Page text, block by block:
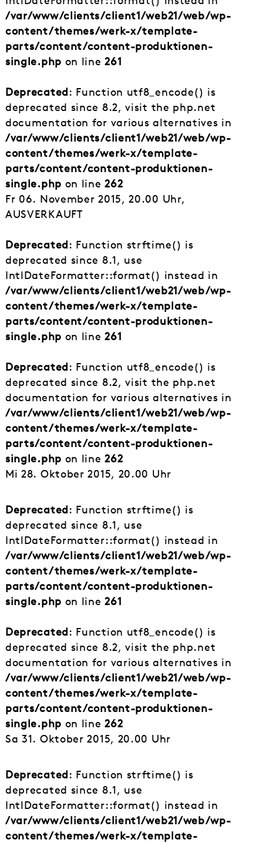
/var/www/clients/client1/web21/web/wp-
content/themes/werk-x/template-
parts/content/content-produktionen-
single.php on line261
Deprecated: Function utf8_encode() is
deprecated since 8.2, visit the php.net
documentation for various alternatives in
/var/www/clients/client1/web21/web/wp-
content/themes/werk-x/template-
parts/content/content-produktionen-
single.php on line262
Fr 06. November 2015, 20.00 Uhr,
AUSVERKAUFT
Deprecated: Function strftime() is
deprecated since 8.1, use
IntlDateFormatter::format() instead in
/var/www/clients/client1/web21/web/wp-
content/themes/werk-x/template-
parts/content/content-produktionen-
single.php on line261
Deprecated: Function utf8_encode() is
deprecated since 8.2, visit the php.net
documentation for various alternatives in
/var/www/clients/client1/web21/web/wp-
content/themes/werk-x/template-
parts/content/content-produktionen-
single.php on line262
Mi 28. Oktober 2015, 20.00 Uhr
Deprecated: Function strftime() is
deprecated since 8.1, use
IntlDateFormatter::format() instead in
/var/www/clients/client1/web21/web/wp-
content/themes/werk-x/template-
parts/content/content-produktionen-
single.php on line261
Deprecated: Function utf8_encode() is
deprecated since 8.2, visit the php.net
documentation for various alternatives in
/var/www/clients/client1/web21/web/wp-
content/themes/werk-x/template-
parts/content/content-produktionen-
single.php on line262
Sa 31. Oktober 2015, 20.00 Uhr
Deprecated: Function strftime() is
deprecated since 8.1, use
IntlDateFormatter::format() instead in
/var/www/clients/client1/web21/web/wp-
content/themes/werk-x/template-